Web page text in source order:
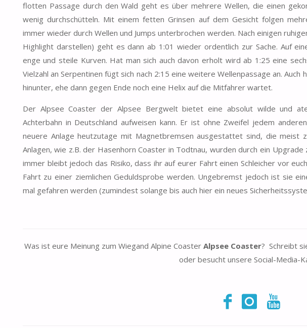
flotten Passage durch den Wald geht es über mehrere Wellen, die einen
wenig durchschütteln. Mit einem fetten Grinsen auf dem Gesicht folgen
immer wieder durch Wellen und Jumps unterbrochen werden. Nach einigen
Highlight darstellen) geht es dann ab 1:01 wieder ordentlich zur Sache. Auf
enge und steile Kurven. Hat man sich auch davon erholt wird ab 1:25 eine
Vielzahl an Serpentinen fügt sich nach 2:15 eine weitere Wellenpassage an.
hinunter, ehe dann gegen Ende noch eine Helix auf die Mitfahrer wartet.
Der Alpsee Coaster der Alpsee Bergwelt bietet eine absolut wilde und
Achterbahn in Deutschland aufweisen kann. Er ist ohne Zweifel jedem
neuere Anlage heutzutage mit Magnetbremsen ausgestattet sind, die meist
Anlagen, wie z.B. der Hasenhorn Coaster in Todtnau, wurden durch ein
immer bleibt jedoch das Risiko, dass ihr auf eurer Fahrt einen Schleicher vor
Fahrt zu einer ziemlichen Geduldsprobe werden. Ungebremst jedoch ist sie
mal gefahren werden (zumindest solange bis auch hier ein neues
Was ist eure Meinung zum Wiegand Alpine Coaster Alpsee Coaster? Schreibt
oder besucht unsere Social-Media-